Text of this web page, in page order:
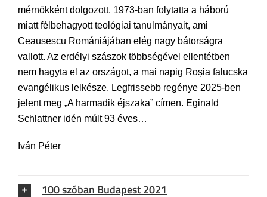
mérnökként dolgozott. 1973-ban folytatta a háború
miatt félbehagyott teológiai tanulmányait, ami
Ceausescu Romániájában elég nagy bátorságra
vallott. Az erdélyi szászok többségével ellentétben
nem hagyta el az országot, a mai napig Roșia falucska
evangélikus lelkésze. Legfrissebb regénye 2025-ben
jelent meg „A harmadik éjszaka” címen. Eginald
Schlattner idén múlt 93 éves…
Iván Péter
100 szóban Budapest 2021